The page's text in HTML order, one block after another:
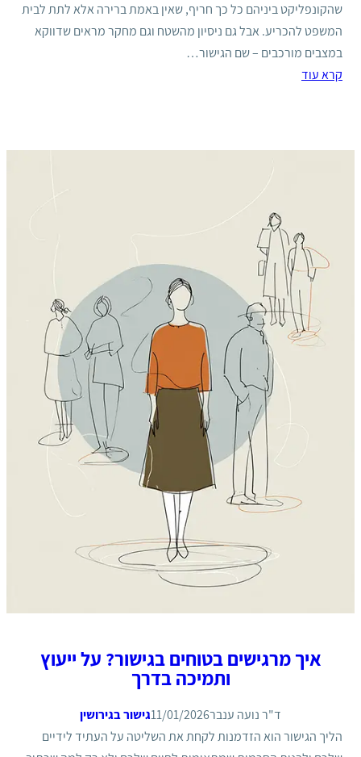
שהקונפליקט ביניהם כל כך חריף, שאין באמת ברירה אלא לתת לבית
המשפט להכריע. אבל גם ניסיון מהשטח וגם מחקר מראים שדווקא
במצבים מורכבים – שם הגישור…
קרא עוד
איך מרגישים בטוחים בגישור? על ייעוץ
ותמיכה בדרך
ד"ר נועה ענבר11/01/2026גישור בגירושין
הליך הגישור הוא הזדמנות לקחת את השליטה על העתיד לידיים